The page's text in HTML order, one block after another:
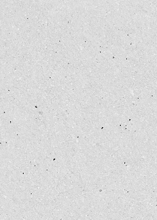
シュナー PORKCHOP プラグ レンチ
5,940円 (税込)